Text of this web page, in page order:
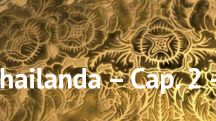
– Cap. 2